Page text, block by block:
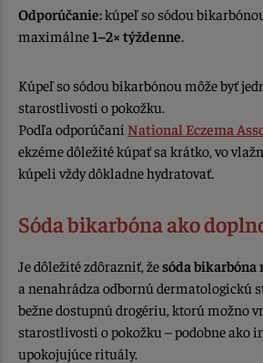
Odporúčanie:kúpeľ so sódou
maximálne1–2× týždenne
Kúpeľ so sódou bikarbónou môže byť
starostlivosti o pokožku.
Podľa odporúčaní National Eczema
ekzéme dôležité kúpať sa krátko, vo
kúpeli vždy dôkladne hydratovať.
Sóda bikarbóna ako
Je dôležité zdôrazniť, žesóda bikarbóna
a nenahrádza odbornú dermatologickú
bežne dostupnú drogériu, ktorú možno
starostlivosti o pokožku – podobne ako
upokojujúce rituály.